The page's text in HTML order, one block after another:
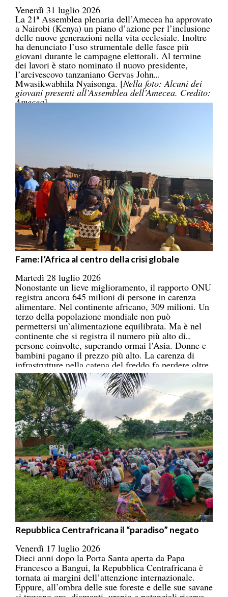
Venerdì 31 luglio 2026
La 21ª Assemblea plenaria dell’Amecea ha approvato
a Nairobi (Kenya) un piano d’azione per l’inclusione
delle nuove generazioni nella vita ecclesiale. Inoltre
ha denunciato l’uso strumentale delle fasce più
giovani durante le campagne elettorali. Al termine
dei lavori è stato nominato il nuovo presidente,
l’arcivescovo tanzaniano Gervas John
Mwasikwabhila Nyaisonga. [Nella foto: Alcuni dei
giovani presenti all’Assemblea dell’Amecea. Credito:
Amecea]
Fame: l’Africa al centro della crisi globale
Martedì 28 luglio 2026
Nonostante un lieve miglioramento, il rapporto ONU
registra ancora 645 milioni di persone in carenza
alimentare. Nel continente africano, 309 milioni. Un
terzo della popolazione mondiale non può
permettersi un’alimentazione equilibrata. Ma è nel
continente che si registra il numero più alto di
persone coinvolte, superando ormai l’Asia. Donne e
bambini pagano il prezzo più alto. La carenza di
infrastrutture nella catena del freddo fa perdere oltre
un terzo della produzione di frutta, verdura, pesce e
latticini.
Repubblica Centrafricana il “paradiso” negato
Venerdì 17 luglio 2026
Dieci anni dopo la Porta Santa aperta da Papa
Francesco a Bangui, la Repubblica Centrafricana è
tornata ai margini dell’attenzione internazionale.
Eppure, all’ombra delle sue foreste e delle sue savane